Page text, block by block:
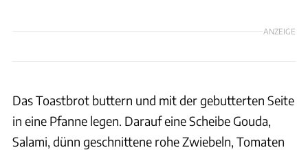
ANZEIGE
Das Toastbrot buttern und mit der gebutterten Seite
in eine Pfanne legen. Darauf eine Scheibe Gouda,
Salami, dünn geschnittene rohe Zwiebeln, Tomaten